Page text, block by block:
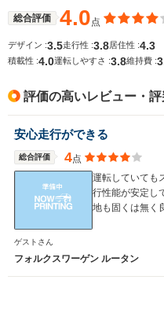
総合評価 4.0点
デザイン :3.5走行性 :3.8 居住性 :4.3
積載性 :4.0運転しやすさ :3.8維持費 :
評価の高いレビュー・評
安心走行ができる
総合評価 4点
運転していても
行性能が安定し
地も固くは無く
ゲストさん
フォルクスワーゲン ルータン